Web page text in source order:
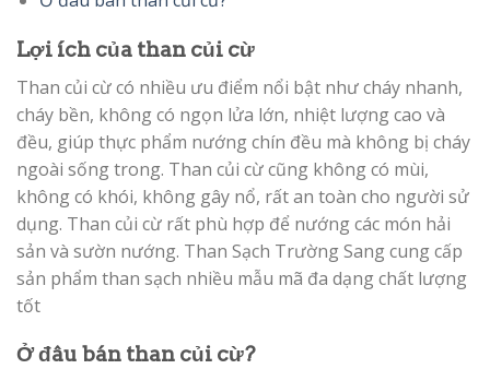
Lợi ích của than củi cừ
Than củi cừ có nhiều ưu điểm nổi bật như cháy nhanh,
cháy bền, không có ngọn lửa lớn, nhiệt lượng cao và
đều, giúp thực phẩm nướng chín đều mà không bị cháy
ngoài sống trong. Than củi cừ cũng không có mùi,
không có khói, không gây nổ, rất an toàn cho người sử
dụng. Than củi cừ rất phù hợp để nướng các món hải
sản và sườn nướng. Than Sạch Trường Sang cung cấp
sản phẩm than sạch nhiều mẫu mã đa dạng chất lượng
tốt
Ở đâu bán than củi cừ?